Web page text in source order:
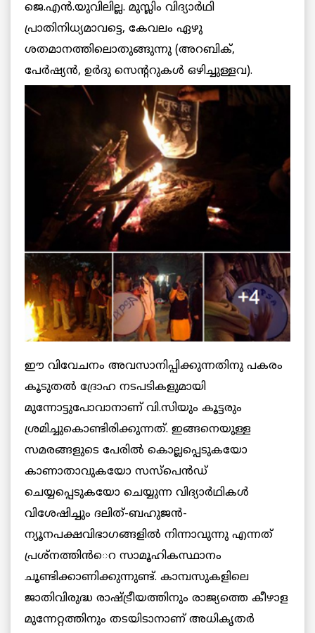
ജെ.എന്‍.യുവിലില്ല. മുസ്ലിം വിദ്യാര്‍ഥി
പ്രാതിനിധ്യമാവട്ടെ, കേവലം ഏഴു
ശതമാനത്തിലൊതുങ്ങുന്നു (അറബിക്,
പേര്‍ഷ്യന്‍, ഉര്‍ദു സെന്‍ററുകള്‍ ഒഴിച്ചുള്ളവ).
ഈ വിവേചനം അവസാനിപ്പിക്കുന്നതിനു പകരം
കൂടുതല്‍ ദ്രോഹ നടപടികളുമായി
മുന്നോട്ടുപോവാനാണ് വി.സിയും കൂട്ടരും
ശ്രമിച്ചുകൊണ്ടിരിക്കുന്നത്. ഇങ്ങനെയുള്ള
സമരങ്ങളുടെ പേരില്‍ കൊല്ലപ്പെടുകയോ
കാണാതാവുകയോ സസ്പെന്‍ഡ്
ചെയ്യപ്പെടുകയോ ചെയ്യുന്ന വിദ്യാര്‍ഥികള്‍
വിശേഷിച്ചും ദലിത്-ബഹുജന്‍-
ന്യൂനപക്ഷവിഭാഗങ്ങളില്‍ നിന്നാവുന്നു എന്നത്
പ്രശ്നത്തിന്‍െറ സാമൂഹികസ്ഥാനം
ചൂണ്ടിക്കാണിക്കുന്നുണ്ട്. കാമ്പസുകളിലെ
ജാതിവിരുദ്ധ രാഷ്ട്രീയത്തിനും രാജ്യത്തെ കീഴാള
മുന്നേറ്റത്തിനും തടയിടാനാണ് അധികൃതര്‍